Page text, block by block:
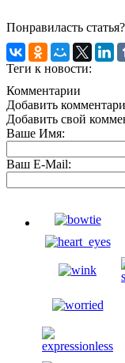
Понравиласть
Теги к новости:
Комментарии
Добавить
Добавить свой
Ваше Имя:
Ваш E-Mail: